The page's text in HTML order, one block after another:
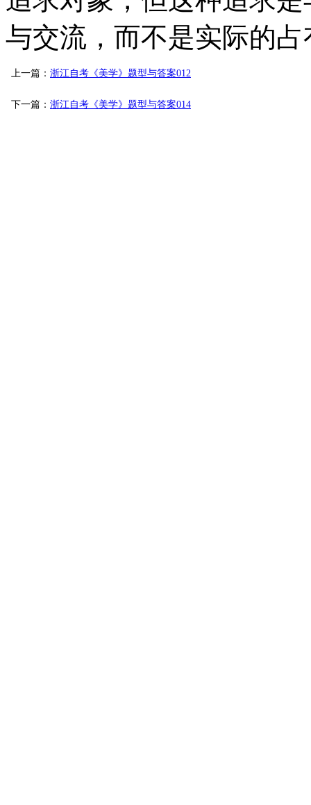
与交流，而不是实际的
上一篇： 浙江自考《美学》题型与答案012
下一篇： 浙江自考《美学》题型与答案014